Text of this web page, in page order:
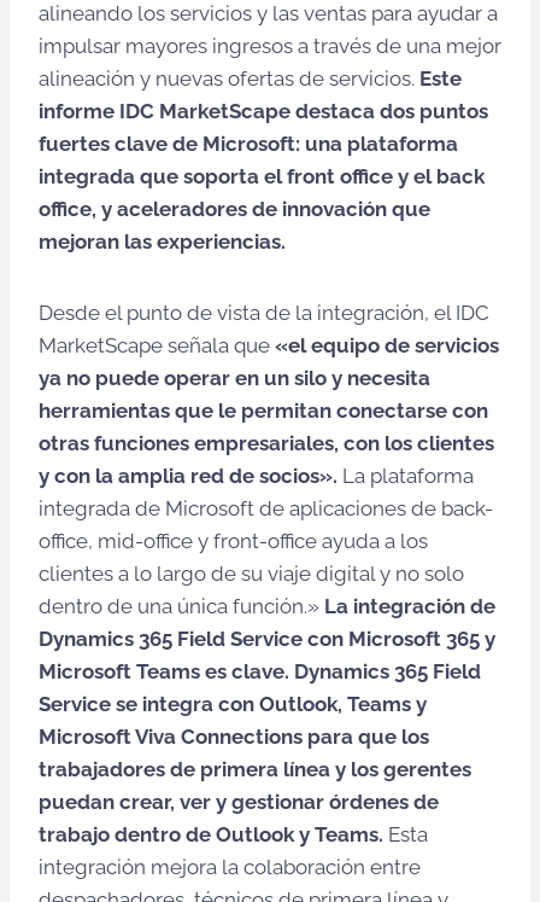
alineando los servicios y las ventas para ayudar a
impulsar mayores ingresos a través de una mejor
alineación y nuevas ofertas de servicios. Este
informe IDC MarketScape destaca dos puntos
fuertes clave de Microsoft: una plataforma
integrada que soporta el front office y el back
office, y aceleradores de innovación que
mejoran las experiencias.
Desde el punto de vista de la integración, el IDC
MarketScape señala que «el equipo de servicios
ya no puede operar en un silo y necesita
herramientas que le permitan conectarse con
otras funciones empresariales, con los clientes
y con la amplia red de socios». La plataforma
integrada de Microsoft de aplicaciones de back-
office, mid-office y front-office ayuda a los
clientes a lo largo de su viaje digital y no solo
dentro de una única función.» La integración de
Dynamics 365 Field Service con Microsoft 365 y
Microsoft Teams es clave. Dynamics 365 Field
Service se integra con Outlook, Teams y
Microsoft Viva Connections para que los
trabajadores de primera línea y los gerentes
puedan crear, ver y gestionar órdenes de
trabajo dentro de Outlook y Teams. Esta
integración mejora la colaboración entre